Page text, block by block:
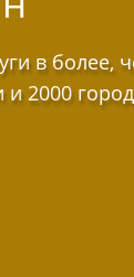
в более,
2000